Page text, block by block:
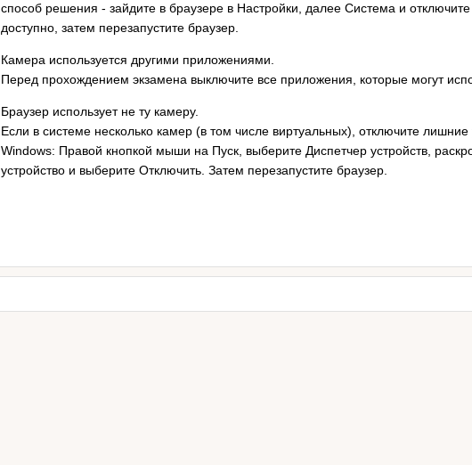
способ решения - зайдите в браузере в Настройки, далее Система и
доступно, затем перезапустите браузер.
Камера используется другими приложениями.
Перед прохождением экзамена выключите все приложения, которые могут
Браузер использует не ту камеру.
Если в системе несколько камер (в том числе виртуальных), отключите
Windows: Правой кнопкой мыши на Пуск, выберите Диспетчер устройств,
устройство и выберите Отключить. Затем перезапустите браузер.